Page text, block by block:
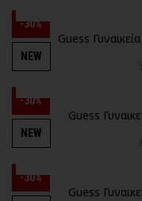
-30%
NEW
Guess
-30%
NEW
Guess
-30%
Guess